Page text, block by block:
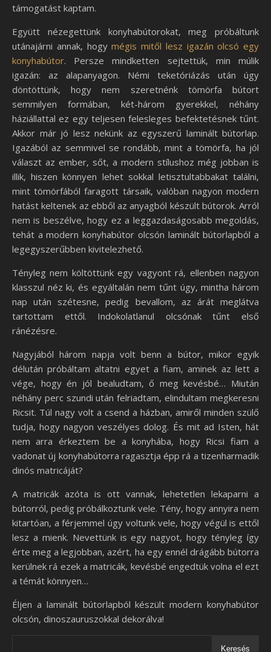
támogatást kaptam.
Együtt nézegettünk konyhabútorokat, meg próbáltunk
utánajárni annak, hogymégis mitől lesz igazán olcsó egy
konyhabútor. Persze mindketten sejtettük, min múlik
igazán: az alapanyagon. Némi teketóriázás után úgy
döntöttünk, hogy nem szeretnénk tömörfa bútort
semmilyen formában, két-három gyerekkel, néhány
háziállattal ez egy teljesen felesleges befektetésnek tűnt.
Akkor már jó lesz nekünk az egyszerű laminált bútorlap.
Igazából az semmivel se rondább, mint a tömörfa, ha jól
választ az ember, sőt, a modern stílushoz még jobban is
illik, hiszen könnyen lehet sokkal letisztultabbakat találni,
mint tömörfából faragott társaik, valóban nagyon modern
hatást keltenek az ebből az anyagból készült bútorok. Arról
nem is beszélve, hogy ez a leggazdaságosabb megoldás,
tehát a modern konyhabútor olcsón laminált bútorlapból a
legegyszerűbben kivitelezhető.
Tényleg nem költöttünk egy vagyont rá, ellenben nagyon
klasszul néz ki, és egyáltalán nem tűnt úgy, mintha három
nap után szétesne, pedig bevallom, az árát meglátva
tartottam ettől. Indokolatlanul olcsónak tűnt első
ránézésre.
Nagyjából három napja volt benn a bútor, mikor egyik
délután próbáltam altatni egyet a fiam, aminek az lett a
vége, hogy én jól bealudtam, ő meg kevésbé… Miután
néhány perc szundi után felriadtam, elindultam megkeresni
Ricsit. Túl nagy volt a csend a házban, amiről minden szülő
tudja, hogy nagyon veszélyes dolog. És mit ad Isten, hát
nem arra érkeztem be a konyhába, hogy Ricsi fiam a
vadonat új konyhabútorra ragasztja épp rá a tizenharmadik
dinós matricáját?
A matricák azóta is ott vannak, lehetetlen lekaparni a
bútorról, pedig próbálkoztunk vele. Tény, hogy annyira nem
kitartóan, a férjemmel úgy voltunk vele, hogy végül is ettől
lesz a mienk. Nevettünk is egy nagyot, hogy tényleg így
érte meg a legjobban, azért, ha egy ennél drágább bútorra
kerülnek rá ezek a matricák, kevésbé engedtük volna el ezt
a témát könnyen…
Éljen a laminált bútorlapból készült modern konyhabútor
olcsón, dinoszauruszokkal dekorálva!
Keresés